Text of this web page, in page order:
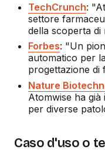
TechCrunch:
settore
della scoperta di
Forbes: "Un
automatico per
progettazione di
Nature
Atomwise ha
per diverse
Caso d'uso o